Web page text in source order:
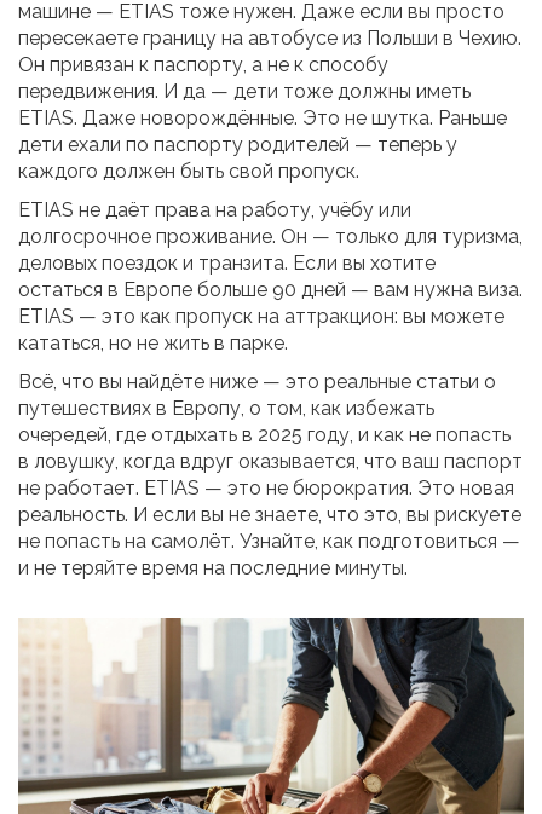
машине — ETIAS тоже нужен. Даже если вы просто
пересекаете границу на автобусе из Польши в Чехию.
Он привязан к паспорту, а не к способу
передвижения. И да — дети тоже должны иметь
ETIAS. Даже новорождённые. Это не шутка. Раньше
дети ехали по паспорту родителей — теперь у
каждого должен быть свой пропуск.
ETIAS не даёт права на работу, учёбу или
долгосрочное проживание. Он — только для туризма,
деловых поездок и транзита. Если вы хотите
остаться в Европе больше 90 дней — вам нужна виза.
ETIAS — это как пропуск на аттракцион: вы можете
кататься, но не жить в парке.
Всё, что вы найдёте ниже — это реальные статьи о
путешествиях в Европу, о том, как избежать
очередей, где отдыхать в 2025 году, и как не попасть
в ловушку, когда вдруг оказывается, что ваш паспорт
не работает. ETIAS — это не бюрократия. Это новая
реальность. И если вы не знаете, что это, вы рискуете
не попасть на самолёт. Узнайте, как подготовиться —
и не теряйте время на последние минуты.